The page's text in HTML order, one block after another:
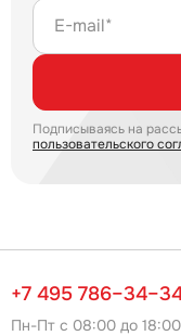
E-mail*
Подписываясь на
пользовательского
+7 495
Пн-Пт с 08:00 до